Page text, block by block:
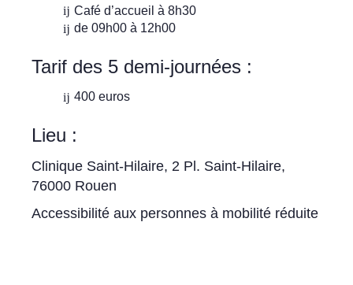
Café d’accueil à 8h30
de 09h00 à 12h00
Tarif des 5 demi-journées :
400 euros
Lieu :
Clinique Saint-Hilaire, 2 Pl. Saint-Hilaire,
76000 Rouen
Accessibilité aux personnes à mobilité réduite